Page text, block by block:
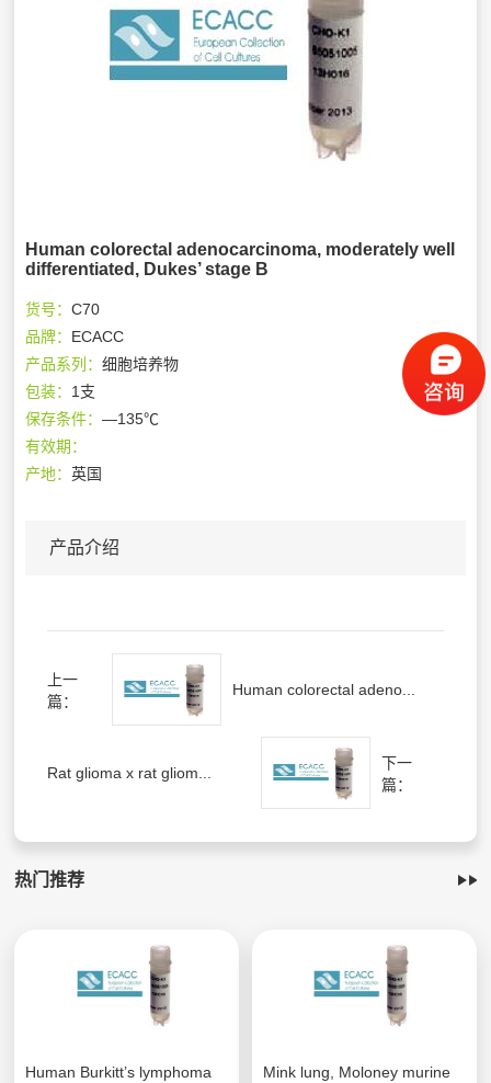
Human colorectal adenocarcinoma, moderately well
differentiated, Dukes’ stage B
货号：C70
品牌： ECACC
产品系列：细胞培养物
包装： 1支
保存条件：—135℃
有效期：
产地：英国
产品介绍
上一
篇：
Human colorectal adeno...
Rat glioma x rat gliom...
下一
篇：
热门推荐
Human Burkitt’s lymphoma
Mink lung, Moloney murine